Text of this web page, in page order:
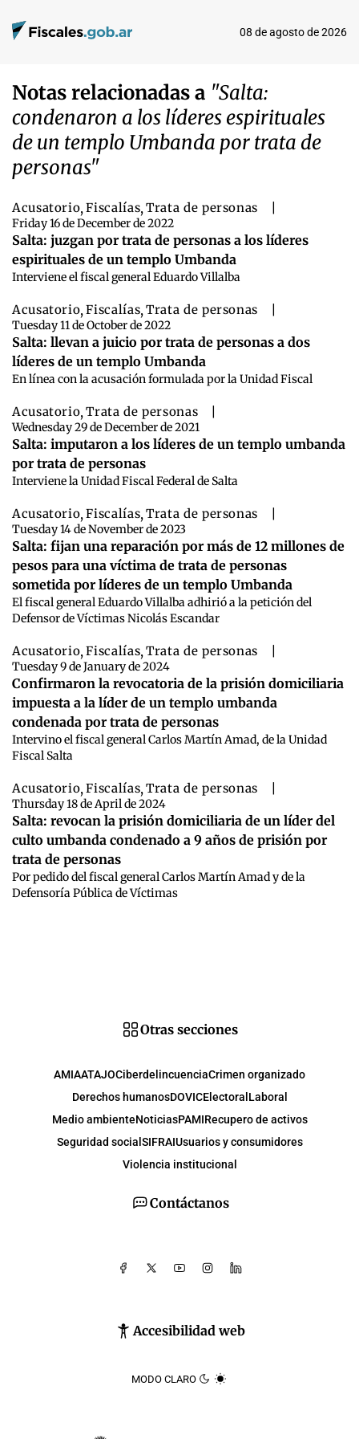
08 de agosto de 2026
Notas relacionadas a "Salta:
condenaron a los líderes espirituales
de un templo Umbanda por trata de
personas"
Acusatorio, Fiscalías, Trata de personas
Friday 16 de December de 2022
Salta: juzgan por trata de personas a los líderes
espirituales de un templo Umbanda
Interviene el fiscal general Eduardo Villalba
Acusatorio, Fiscalías, Trata de personas
Tuesday 11 de October de 2022
Salta: llevan a juicio por trata de personas a dos
líderes de un templo Umbanda
En línea con la acusación formulada por la Unidad Fiscal
Acusatorio, Trata de personas
Wednesday 29 de December de 2021
Salta: imputaron a los líderes de un templo umbanda
por trata de personas
Interviene la Unidad Fiscal Federal de Salta
Acusatorio, Fiscalías, Trata de personas
Tuesday 14 de November de 2023
Salta: fijan una reparación por más de 12 millones de
pesos para una víctima de trata de personas
sometida por líderes de un templo Umbanda
El fiscal general Eduardo Villalba adhirió a la petición del
Defensor de Víctimas Nicolás Escandar
Acusatorio, Fiscalías, Trata de personas
Tuesday 9 de January de 2024
Confirmaron la revocatoria de la prisión domiciliaria
impuesta a la líder de un templo umbanda
condenada por trata de personas
Intervino el fiscal general Carlos Martín Amad, de la Unidad
Fiscal Salta
Acusatorio, Fiscalías, Trata de personas
Thursday 18 de April de 2024
Salta: revocan la prisión domiciliaria de un líder del
culto umbanda condenado a 9 años de prisión por
trata de personas
Por pedido del fiscal general Carlos Martín Amad y de la
Defensoría Pública de Víctimas
Contáctanos
Accesibilidad web
MODO CLARO
Otras secciones
AMIAATAJOCiberdelincuenciaCrimen organizado
Derechos humanosDOVICElectoral Laboral
Medio ambienteNoticiasPAMIRecupero de activos
Seguridad social SIFRAIUsuarios y consumidores
Violencia institucional